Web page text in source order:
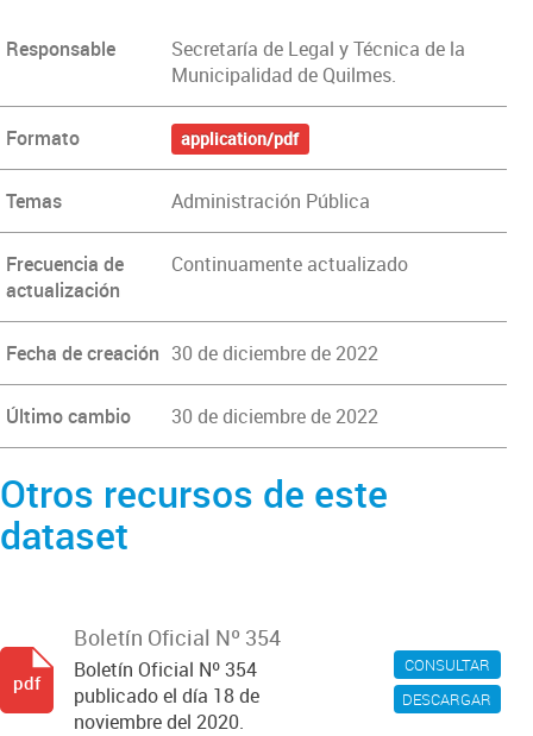
Responsable
Secretaría de Legal y Técnica de la
Municipalidad de Quilmes.
Formato application/pdf
Temas Administración Pública
Frecuencia de
actualización
Continuamente actualizado
Fecha de creación 30 de diciembre de 2022
Último cambio 30 de diciembre de 2022
Otros recursos de este
dataset
CONSULTAR
DESCARGAR
Boletín Oficial Nº 354
Boletín Oficial Nº 354
publicado el día 18 de
noviembre del 2020.
pdf